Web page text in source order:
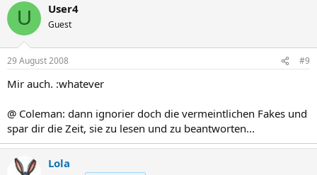
U User4
Guest
29 August 2008 #9
Mir auch. :whatever
@ Coleman: dann ignorier doch die vermeintlichen Fakes und
spar dir die Zeit, sie zu lesen und zu beantworten...
Lola